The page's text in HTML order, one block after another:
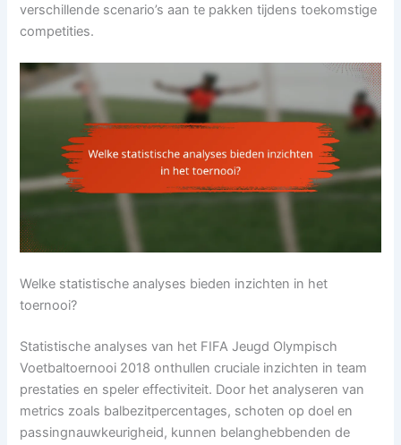
verschillende scenario’s aan te pakken tijdens toekomstige
competities.
Welke statistische analyses bieden inzichten in het
toernooi?
Statistische analyses van het FIFA Jeugd Olympisch
Voetbaltoernooi 2018 onthullen cruciale inzichten in team
prestaties en speler effectiviteit. Door het analyseren van
metrics zoals balbezitpercentages, schoten op doel en
passingnauwkeurigheid, kunnen belanghebbenden de